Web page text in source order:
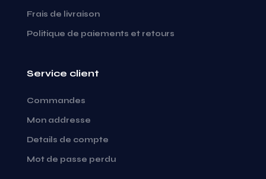
Frais de livraison
Politique de paiements et retours
Service client
Commandes
Mon addresse
Details de compte
Mot de passe perdu